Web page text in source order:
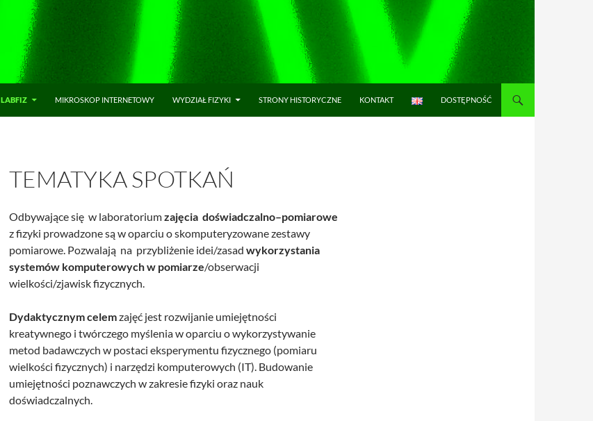
LABFIZ MIKROSKOP INTERNETOWY WYDZIAŁ FIZYKI STRONY HISTORYCZNE KONTAKT DOSTĘPNOŚĆ
TEMATYKA SPOTKAŃ
Odbywające się w laboratoriumzajęcia doświadczalno–pomiarowe
z fizyki prowadzone są w oparciu o skomputeryzowane zestawy
pomiarowe. Pozwalają na przybliżenie idei/zasad wykorzystania
systemów komputerowych w pomiarze/obserwacji
wielkości/zjawisk fizycznych.
Dydaktycznym celemzajęć jest rozwijanie umiejętności
kreatywnego i twórczego myślenia w oparciu o wykorzystywanie
metod badawczych w postaci eksperymentu fizycznego (pomiaru
wielkości fizycznych) i narzędzi komputerowych (IT). Budowanie
umiejętności poznawczych w zakresie fizyki oraz nauk
doświadczalnych.